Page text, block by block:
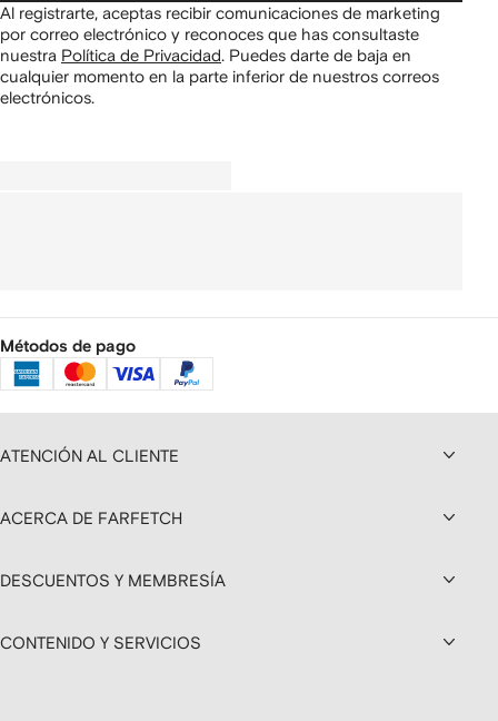
Al registrarte, aceptas recibir comunicaciones de marketing
por correo electrónico y reconoces que has consultaste
nuestra Política de Privacidad. Puedes darte de baja en
cualquier momento en la parte inferior de nuestros correos
electrónicos.
Métodos de pago
ATENCIÓN AL CLIENTE
ACERCA DE FARFETCH
DESCUENTOS Y MEMBRESÍA
CONTENIDO Y SERVICIOS